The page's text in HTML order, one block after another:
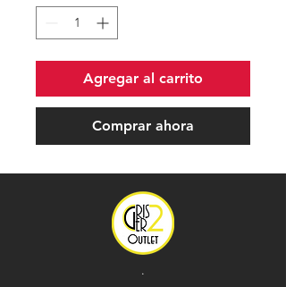
Agregar al carrito
Comprar ahora
.